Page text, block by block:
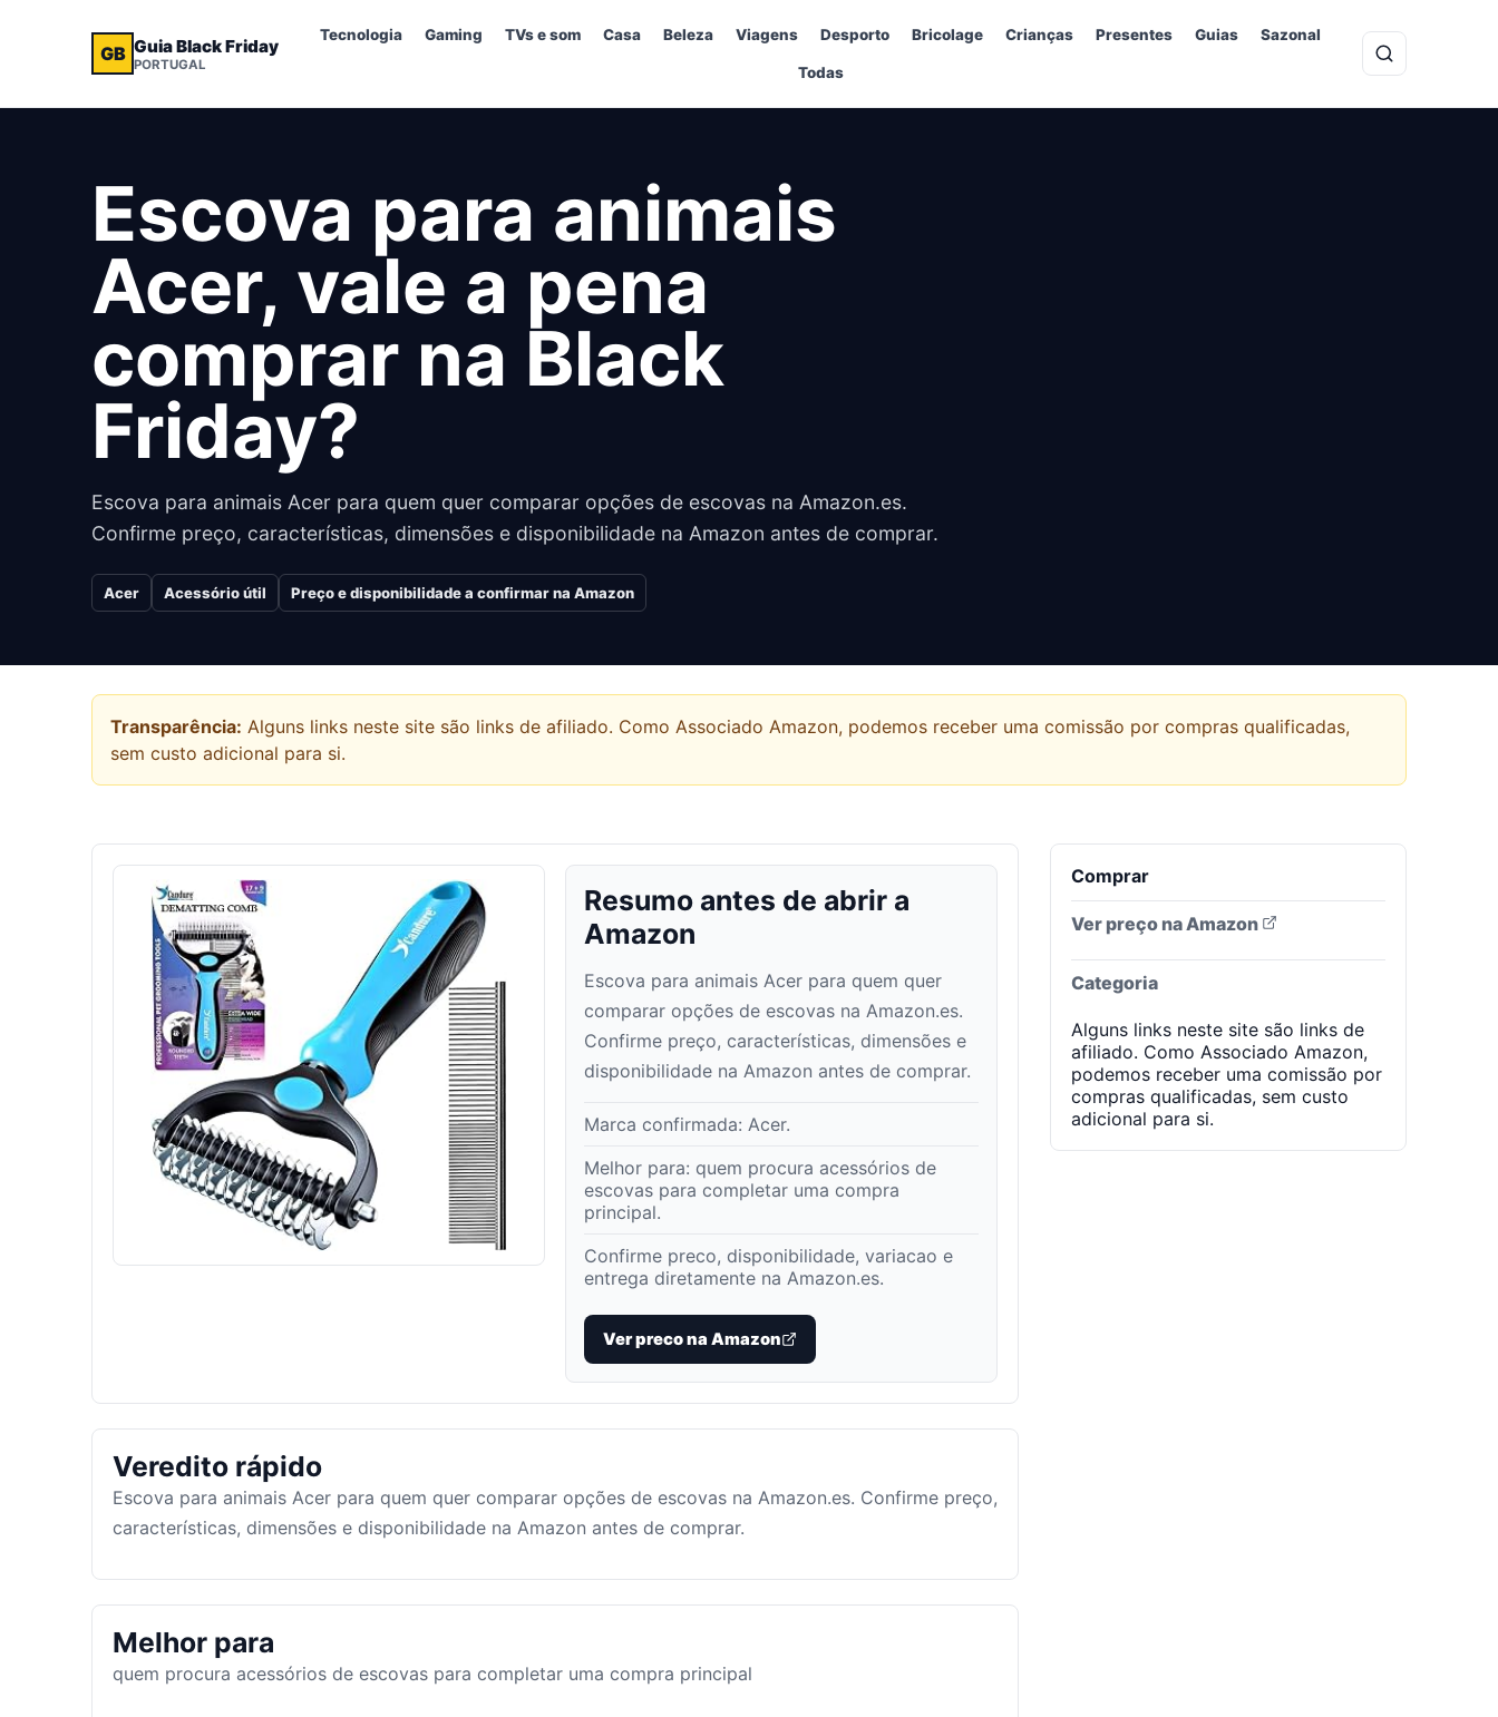
GB Guia Black Friday
PORTUGAL
Tecnologia Gaming TVs e som Casa Beleza Viagens Desporto Bricolage Crianças Presentes Guias Sazonal
Todas
Escova para animais
Acer, vale a pena
comprar na Black
Friday?
Escova para animais Acer para quem quer comparar opções de escovas na Amazon.es.
Confirme preço, características, dimensões e disponibilidade na Amazon antes de comprar.
Acer Acessório útil Preço e disponibilidade a confirmar na Amazon
Transparência: Alguns links neste site são links de afiliado. Como Associado Amazon, podemos receber uma comissão por compras qualificadas,
sem custo adicional para si.
Resumo antes de abrir a
Amazon
Escova para animais Acer para quem quer
comparar opções de escovas na Amazon.es.
Confirme preço, características, dimensões e
disponibilidade na Amazon antes de comprar.
Marca confirmada: Acer.
Melhor para: quem procura acessórios de
escovas para completar uma compra
principal.
Confirme preco, disponibilidade, variacao e
entrega diretamente na Amazon.es.
Ver preco na Amazon
Veredito rápido
Escova para animais Acer para quem quer comparar opções de escovas na Amazon.es. Confirme preço,
características, dimensões e disponibilidade na Amazon antes de comprar.
Melhor para
quem procura acessórios de escovas para completar uma compra principal
Comprar
Ver preço na Amazon
Categoria
Alguns links neste site são links de
afiliado. Como Associado Amazon,
podemos receber uma comissão por
compras qualificadas, sem custo
adicional para si.